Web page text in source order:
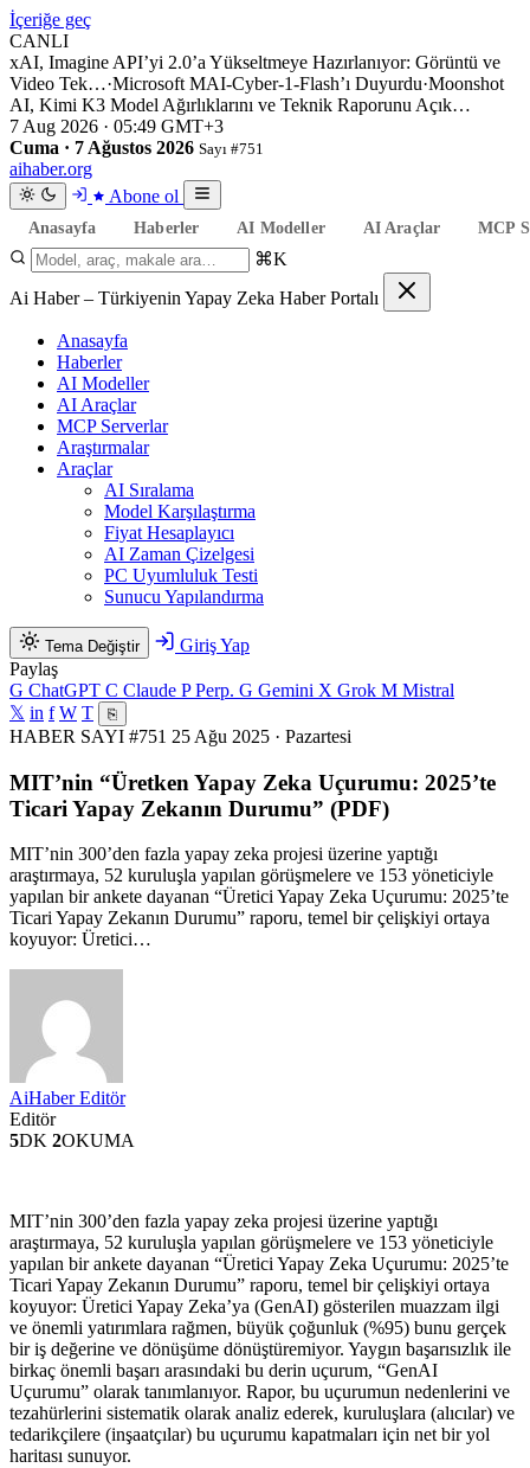
İçeriğe geç
CANLI
xAI, Imagine API’yi 2.0’a Yükseltmeye Hazırlanıyor: Görüntü ve
Video Tek…·Microsoft MAI-Cyber-1-Flash’ı Duyurdu·Moonshot
AI, Kimi K3 Model Ağırlıklarını ve Teknik Raporunu Açık…
7 Aug 2026 · 05:49 GMT+3
Cuma · 7 Ağustos 2026 Sayı #751
aihaber.org
Abone ol
Anasayfa Haberler AI Modeller AI Araçlar MCP
⌘K
Ai Haber – Türkiyenin Yapay Zeka Haber Portalı
Anasayfa
Haberler
AI Modeller
AI Araçlar
MCP Serverlar
Araştırmalar
Araçlar
AI Sıralama
Model Karşılaştırma
Fiyat Hesaplayıcı
AI Zaman Çizelgesi
PC Uyumluluk Testi
Sunucu Yapılandırma
Tema Değiştir
Giriş Yap
Paylaş
G ChatGPT C Claude P Perp. G Gemini X Grok M Mistral
𝕏 in f W T ⎘
HABER SAYI #751 25 Ağu 2025 · Pazartesi
MIT’nin “Üretken Yapay Zeka Uçurumu: 2025’te
Ticari Yapay Zekanın Durumu” (PDF)
MIT’nin 300’den fazla yapay zeka projesi üzerine yaptığı
araştırmaya, 52 kuruluşla yapılan görüşmelere ve 153 yöneticiyle
yapılan bir ankete dayanan “Üretici Yapay Zeka Uçurumu: 2025’te
Ticari Yapay Zekanın Durumu” raporu, temel bir çelişkiyi ortaya
koyuyor: Üretici…
AiHaber Editör
Editör
5DK 2OKUMA
MIT’nin 300’den fazla yapay zeka projesi üzerine yaptığı
araştırmaya, 52 kuruluşla yapılan görüşmelere ve 153 yöneticiyle
yapılan bir ankete dayanan “Üretici Yapay Zeka Uçurumu: 2025’te
Ticari Yapay Zekanın Durumu” raporu, temel bir çelişkiyi ortaya
koyuyor: Üretici Yapay Zeka’ya (GenAI) gösterilen muazzam ilgi
ve önemli yatırımlara rağmen, büyük çoğunluk (%95) bunu gerçek
bir iş değerine ve dönüşüme dönüştüremiyor. Yaygın başarısızlık ile
birkaç önemli başarı arasındaki bu derin uçurum, “GenAI
Uçurumu” olarak tanımlanıyor. Rapor, bu uçurumun nedenlerini ve
tezahürlerini sistematik olarak analiz ederek, kuruluşlara (alıcılar) ve
tedarikçilere (inşaatçılar) bu uçurumu kapatmaları için net bir yol
haritası sunuyor.